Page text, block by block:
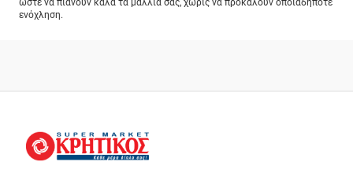
ώστε να πιάνουν καλά τα μαλλιά σας, χωρίς να προκαλούν οποιαδήποτε
ενόχληση.